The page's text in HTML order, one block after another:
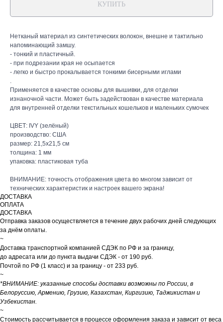
КУПИТЬ
Нетканый материал из синтетических волокон, внешне и тактильно
напоминающий замшу.
- тонкий и пластичный.
- при подрезании края не осыпается
- легко и быстро прокалывается тонкими бисерными иглами
.
Применяется в качестве основы для вышивки, для отделки
изнаночной части. Может быть задействован в качестве материала
для внутренней отделки текстильных кошельков и маленьких сумочек
ЦВЕТ: IVY (зелёный)
производство: США
размер: 21,5х21,5 см
толщина: 1 мм
упаковка: пластиковая туба
ВНИМАНИЕ: точность отображения цвета во многом зависит от
технических характеристик и настроек вашего экрана!
ДОСТАВКА
ОПЛАТА
ДОСТАВКА
Отправка заказов осуществляется в течение двух рабочих дней следующих
за днём оплаты.
~
Доставка транспортной компанией СДЭК по РФ и за границу,
до адресата или до пункта выдачи СДЭК - от 190 руб.
Почтой по РФ (1 класс) и за границу - от 233 руб.
~
*ВНИМАНИЕ: указанные способы доставки возможны по России, в
Белоруссию, Армению, Грузию, Казахстан, Киргизию, Таджикистан и
Узбекистан.
~
Стоимость рассчитывается в процессе оформления заказа и зависит от веса